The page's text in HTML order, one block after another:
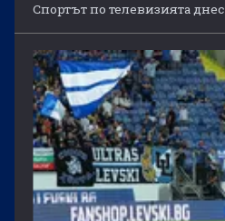
Спортът по телевизията днес